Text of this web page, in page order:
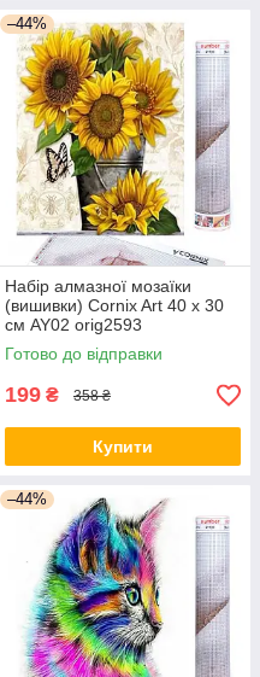
–44%
Набір алмазної мозаїки
(вишивки) Cornix Art 40 x 30
см AY02 orig2593
Готово до відправки
199 ₴ 358 ₴
Купити
–44%